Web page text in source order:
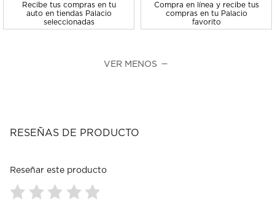
Recibe tus compras en tu
auto en tiendas Palacio
seleccionadas
Compra en línea y recibe tus
compras en tu Palacio
favorito
VER MENOS
RESEÑAS DE PRODUCTO
Reseñar este producto